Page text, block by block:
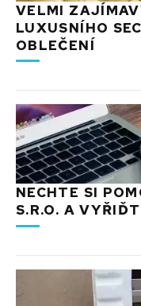
VELMI
LUXUSNÍHO
OBLEČENÍ
NECHTE SI
S.R.O. A